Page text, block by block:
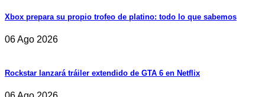
Xbox prepara su propio trofeo de platino: todo lo que sabemos
06 Ago 2026
Rockstar lanzará tráiler extendido de GTA 6 en Netflix